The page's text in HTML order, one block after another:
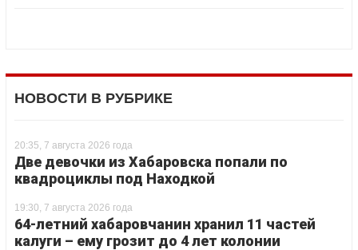
НОВОСТИ В РУБРИКЕ
20:35, 7 августа 2026 года
Две девочки из Хабаровска попали по
квадроциклы под Находкой
19:30, 7 августа 2026 года
64-летний хабаровчанин хранил 11 частей
калуги – ему грозит до 4 лет колонии